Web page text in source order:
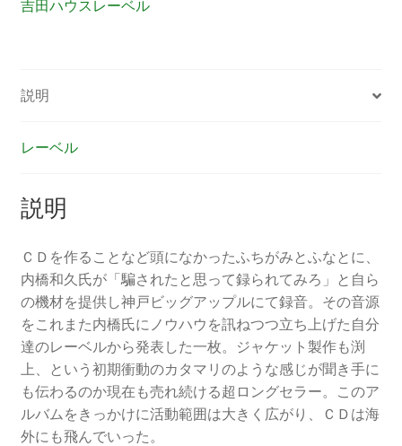
ひ
で
か
け
個
吉田ハウスレーベル
説明
レーベル
説明
ＣＤを作ることなど頭になかったふちがみとふなとに、
内橋和久氏が「騙されたと思って録られてみろ」と自ら
の機材を提供し神戸ビッグアップルにて録音。その音源
をこれまた内橋氏にノウハウを訊ねつつ立ち上げた自分
達のレーベルから発表した一枚。ジャケット製作も渕
上、という初期衝動のカタマリのような感じが聞き手に
も伝わるのか現在も売れ続ける超ロングセラー。このア
ルバムをきっかけに活動範囲は大きく広がり、ＣＤは海
外にも飛んでいった。